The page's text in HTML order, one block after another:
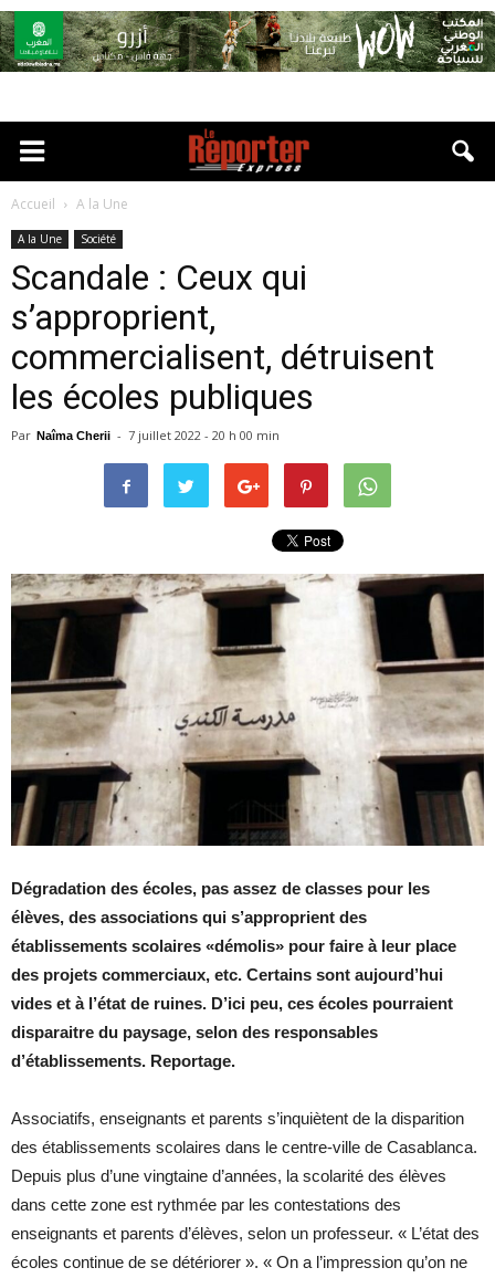
Accueil A la Une
A la Une Société
Scandale : Ceux qui
s’approprient,
commercialisent, détruisent
les écoles publiques
Par Naîma Cherii - 7 juillet 2022 - 20 h 00 min
Dégradation des écoles, pas assez de classes pour les
élèves, des associations qui s’approprient des
établissements scolaires «démolis» pour faire à leur place
des projets commerciaux, etc. Certains sont aujourd’hui
vides et à l’état de ruines. D’ici peu, ces écoles pourraient
disparaitre du paysage, selon des responsables
d’établissements. Reportage.
Associatifs, enseignants et parents s’inquiètent de la disparition
des établissements scolaires dans le centre-ville de Casablanca.
Depuis plus d’une vingtaine d’années, la scolarité des élèves
dans cette zone est rythmée par les contestations des
enseignants et parents d’élèves, selon un professeur. « L’état des
écoles continue de se détériorer ». « On a l’impression qu’on ne